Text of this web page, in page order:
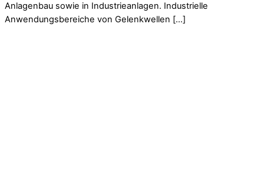
Anlagenbau sowie in Industrieanlagen. Industrielle
Anwendungsbereiche von Gelenkwellen […]